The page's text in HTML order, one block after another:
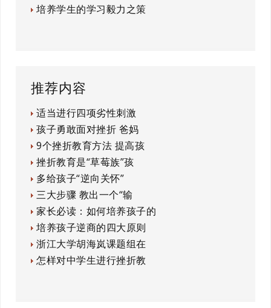
培养学生的学习毅力之策
推荐内容
适当进行四项劣性刺激
孩子勇敢面对挫折 爸妈
9个挫折教育方法 提高孩
挫折教育是“草莓族”孩
多给孩子“逆向关怀”
三大步骤 教出一个“输
家长必读：如何培养孩子的
培养孩子逆商的四大原则
浙江大学胡海岚课题组在
怎样对中学生进行挫折教